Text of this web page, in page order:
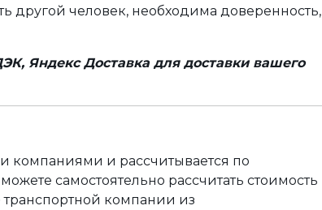
другой человек, необходима доверенность,
Яндекс Доставка для доставки вашего
компаниями и рассчитывается по
самостоятельно рассчитать стоимость
транспортной компании из